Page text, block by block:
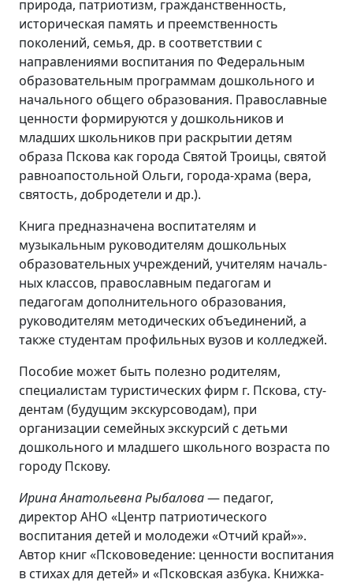
природа, патриотизм, гражданственность,
историческая память и преемственность
поколений, семья, др. в соответствии с
направлениями воспитания по Федеральным
образовательным програм­мам дошкольного и
начального общего образования. Православные
ценности формируются у дошкольников и
младших школьников при раскрытии детям
образа Пскова как города Святой Троицы, святой
равноапостольной Ольги, города-храма (вера,
святость, добродетели и др.).
Книга предназначена воспитателям и
музыкальным руководителям дошкольных
образовательных учреждений, учителям началь­
ных классов, православным педагогам и
педагогам дополнительного образования,
руководите­лям методических объединений, а
также студентам профильных вузов и колледжей.
Пособие может быть полезно родителям,
специалистам туристических фирм г. Пскова, сту­
дентам (будущим экскурсоводам), при
организации семейных экскурсий с детьми
дошкольного и младшего школьного возраста по
городу Пскову.
Ирина Анатольевна Рыбалова— педагог,
директор АНО «Центр патриотического
воспитания детей и молодежи «Отчий край»».
Автор книг «Пскововедение: ценности воспитания
в стихах для детей» и «Псковская азбука. Книжка-